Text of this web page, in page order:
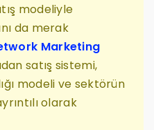
modeliyle
da merak
Marketing
satış sistemi,
modeli ve sektörün
olarak